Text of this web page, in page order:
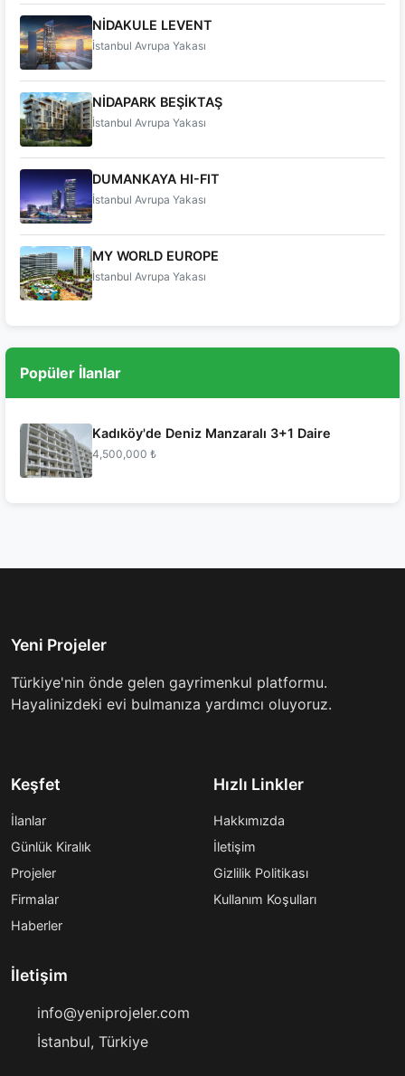
NİDAKULE LEVENT
İstanbul Avrupa Yakası
NİDAPARK BEŞİKTAŞ
İstanbul Avrupa Yakası
DUMANKAYA HI-FIT
İstanbul Avrupa Yakası
MY WORLD EUROPE
İstanbul Avrupa Yakası
Popüler İlanlar
Kadıköy'de Deniz Manzaralı 3+1 Daire
4,500,000 ₺
Yeni Projeler
Türkiye'nin önde gelen gayrimenkul platformu.
Hayalinizdeki evi bulmanıza yardımcı oluyoruz.
Keşfet
İlanlar
Günlük Kiralık
Projeler
Firmalar
Haberler
Hızlı Linkler
Hakkımızda
İletişim
Gizlilik Politikası
Kullanım Koşulları
İletişim
info@yeniprojeler.com
İstanbul, Türkiye